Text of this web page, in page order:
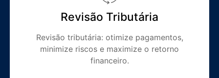
Revisão Tributária
Revisão tributária: otimize pagamentos,
minimize riscos e maximize o retorno
financeiro.